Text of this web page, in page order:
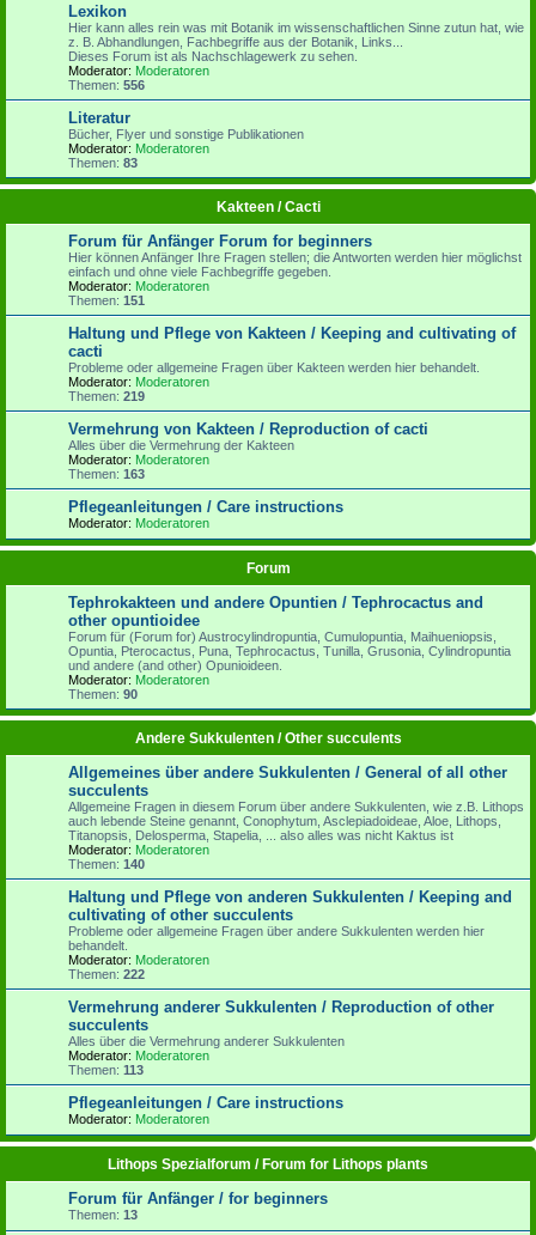
Lexikon
Hier kann alles rein was mit Botanik im wissenschaftlichen Sinne zutun hat, wie
z. B. Abhandlungen, Fachbegriffe aus der Botanik, Links...
Dieses Forum ist als Nachschlagewerk zu sehen.
Moderator: Moderatoren
Themen: 556
Literatur
Bücher, Flyer und sonstige Publikationen
Moderator: Moderatoren
Themen: 83
Kakteen / Cacti
Forum für Anfänger Forum for beginners
Hier können Anfänger Ihre Fragen stellen; die Antworten werden hier möglichst
einfach und ohne viele Fachbegriffe gegeben.
Moderator: Moderatoren
Themen: 151
Haltung und Pflege von Kakteen / Keeping and cultivating of
cacti
Probleme oder allgemeine Fragen über Kakteen werden hier behandelt.
Moderator: Moderatoren
Themen: 219
Vermehrung von Kakteen / Reproduction of cacti
Alles über die Vermehrung der Kakteen
Moderator: Moderatoren
Themen: 163
Pflegeanleitungen / Care instructions
Moderator: Moderatoren
Forum
Tephrokakteen und andere Opuntien / Tephrocactus and
other opuntioidee
Forum für (Forum for) Austrocylindropuntia, Cumulopuntia, Maihueniopsis,
Opuntia, Pterocactus, Puna, Tephrocactus, Tunilla, Grusonia, Cylindropuntia
und andere (and other) Opunioideen.
Moderator: Moderatoren
Themen: 90
Andere Sukkulenten / Other succulents
Allgemeines über andere Sukkulenten / General of all other
succulents
Allgemeine Fragen in diesem Forum über andere Sukkulenten, wie z.B. Lithops
auch lebende Steine genannt, Conophytum, Asclepiadoideae, Aloe, Lithops,
Titanopsis, Delosperma, Stapelia, ... also alles was nicht Kaktus ist
Moderator: Moderatoren
Themen: 140
Haltung und Pflege von anderen Sukkulenten / Keeping and
cultivating of other succulents
Probleme oder allgemeine Fragen über andere Sukkulenten werden hier
behandelt.
Moderator: Moderatoren
Themen: 222
Vermehrung anderer Sukkulenten / Reproduction of other
succulents
Alles über die Vermehrung anderer Sukkulenten
Moderator: Moderatoren
Themen: 113
Pflegeanleitungen / Care instructions
Moderator: Moderatoren
Lithops Spezialforum / Forum for Lithops plants
Forum für Anfänger / for beginners
Themen: 13